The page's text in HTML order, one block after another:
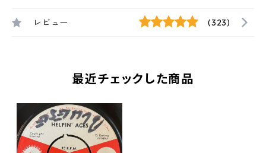
レビュー (323)
最近チェックした商品